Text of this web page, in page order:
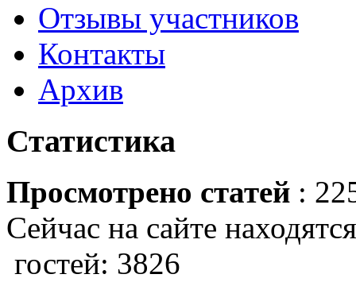
Отзывы участников
Контакты
Архив
Статистика
Просмотрено статей :
Сейчас на сайте
гостей: 3826